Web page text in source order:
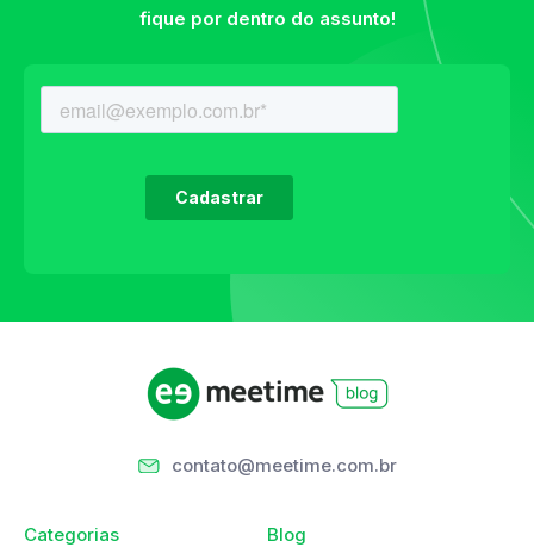
fique por dentro do assunto!
contato@meetime.com.br
Categorias Blog